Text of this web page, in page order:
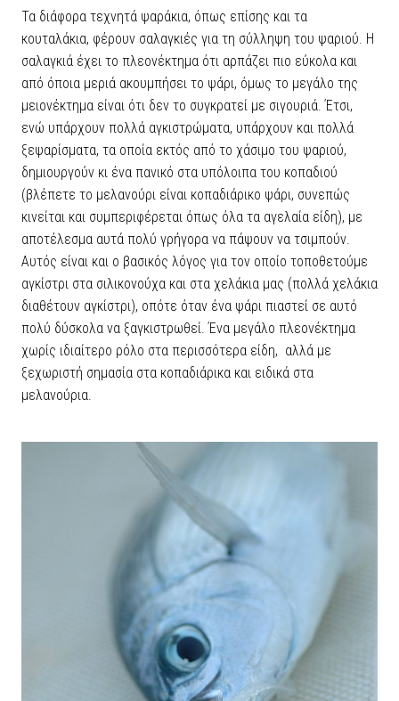
Τα διάφορα τεχνητά ψαράκια, όπως επίσης και τα
κουταλάκια, φέρουν σαλαγκιές για τη σύλληψη του ψαριού. Η
σαλαγκιά έχει το πλεονέκτημα ότι αρπάζει πιο εύκολα και
από όποια μεριά ακουμπήσει το ψάρι, όμως το μεγάλο της
μειονέκτημα είναι ότι δεν το συγκρατεί με σιγουριά. Έτσι,
ενώ υπάρχουν πολλά αγκιστρώματα, υπάρχουν και πολλά
ξεψαρίσματα, τα οποία εκτός από το χάσιμο του ψαριού,
δημιουργούν κι ένα πανικό στα υπόλοιπα του κοπαδιού
(βλέπετε το μελανούρι είναι κοπαδιάρικο ψάρι, συνεπώς
κινείται και συμπεριφέρεται όπως όλα τα αγελαία είδη), με
αποτέλεσμα αυτά πολύ γρήγορα να πάψουν να τσιμπούν.
Αυτός είναι και ο βασικός λόγος για τον οποίο τοποθετούμε
αγκίστρι στα σιλικονούχα και στα χελάκια μας (πολλά χελάκια
διαθέτουν αγκίστρι), οπότε όταν ένα ψάρι πιαστεί σε αυτό
πολύ δύσκολα να ξαγκιστρωθεί. Ένα μεγάλο πλεονέκτημα
χωρίς ιδιαίτερο ρόλο στα περισσότερα είδη, αλλά με
ξεχωριστή σημασία στα κοπαδιάρικα και ειδικά στα
μελανούρια.